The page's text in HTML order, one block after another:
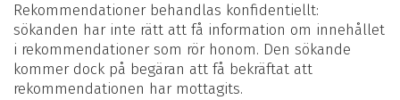
Rekommendationer behandlas konfidentiellt:
sökanden har inte rätt att få information om innehållet
i rekommendationer som rör honom. Den sökande
kommer dock på begäran att få bekräftat att
rekommendationen har mottagits.